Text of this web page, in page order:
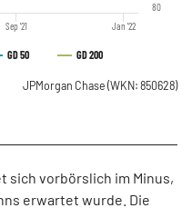
GD 50 GD 200
Jan '22
Sep '21
80
JPMorgan Chase (WKN: 850628)
sich vorbörslich im Minus,
erwartet wurde. Die